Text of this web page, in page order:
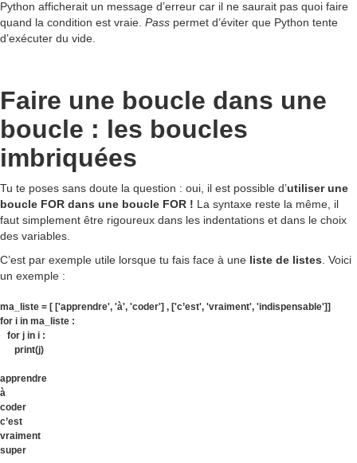
Python afficherait un message d’erreur car il ne saurait pas quoi faire
quand la condition est vraie. Pass permet d’éviter que Python tente
d’exécuter du vide.
Faire une boucle dans une
boucle : les boucles
imbriquées
Tu te poses sans doute la question : oui, il est possible d’utiliser une
boucle FOR dans une boucle FOR ! La syntaxe reste la même, il
faut simplement être rigoureux dans les indentations et dans le choix
des variables.
C’est par exemple utile lorsque tu fais face à une liste de listes . Voici
un exemple :
ma_liste = [ ['apprendre', 'à', 'coder'] , ['c’est', 'vraiment', 'indispensable']]
for i in ma_liste :
for j in i :
print(j)
apprendre
à
coder
c’est
vraiment
super